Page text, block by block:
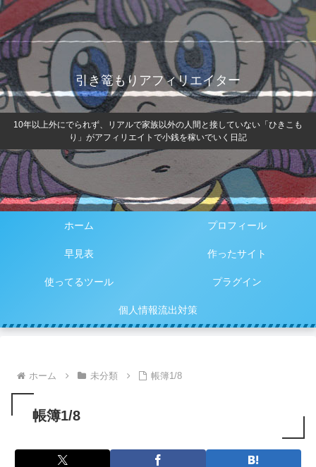
引き篭もりアフィリエイター
10年以上外にでられず、リアルで家族以外の人間と接していない「ひきこも
り」がアフィリエイトで小銭を稼いでいく日記
ホーム プロフィール
早見表 作ったサイト
使ってるツール プラグイン
個人情報流出対策
ホーム 未分類 帳簿1/8
帳簿1/8